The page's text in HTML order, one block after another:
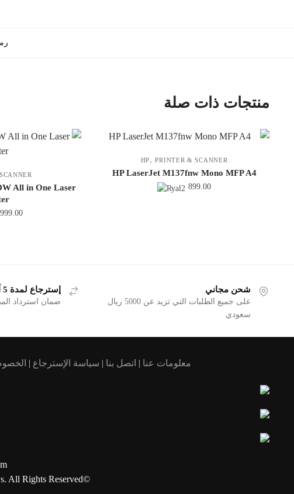
منتجات ذات صلة
HP,PRINTER & SCANNER
HP LaserJet M137fnw Mono MFP A4
899.00
All in One Laser
999.00
شحن مجاني
على جميع الطلبات التي تزيد عن 5000 ريال
سعودي
إسترجاع لمدة 5 أيام
ضمان استرداد المبلغ
معلومات عنا | اتصل بنا | سياسة الإسترجاع |
©Copyright 2024 MagSys. All Rights Reserved